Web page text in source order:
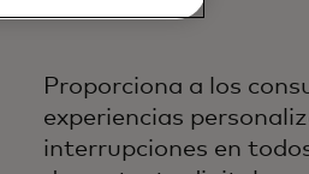
Proporciona a los
experiencias
interrupciones en